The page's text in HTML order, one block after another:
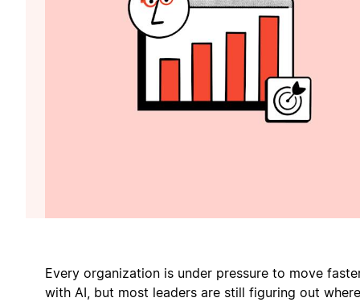
Every organization is under pressure to move
with AI, but most leaders are still figuring out where